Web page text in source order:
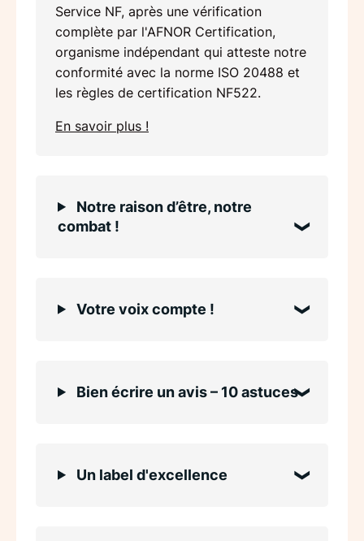
Service NF, après une vérification
complète par l'AFNOR Certification,
organisme indépendant qui atteste notre
conformité avec la norme ISO 20488 et
les règles de certification NF522.
En savoir plus !
Notre raison d’être, notre
combat !
Votre voix compte !
Bien écrire un avis – 10 astuces
Un label d'excellence